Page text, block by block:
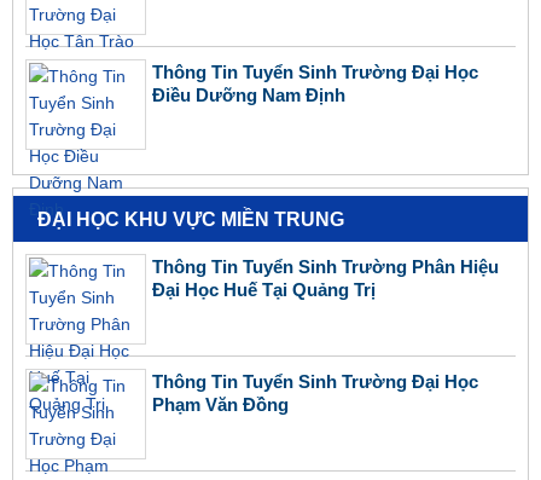
Thông Tin Tuyển Sinh Trường Đại Học
Điều Dưỡng Nam Định
ĐẠI HỌC KHU VỰC MIỀN TRUNG
Thông Tin Tuyển Sinh Trường Phân Hiệu
Đại Học Huế Tại Quảng Trị
Thông Tin Tuyển Sinh Trường Đại Học
Phạm Văn Đồng